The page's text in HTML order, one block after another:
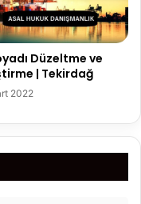
Düzeltme ve
| Tekirdağ
2022